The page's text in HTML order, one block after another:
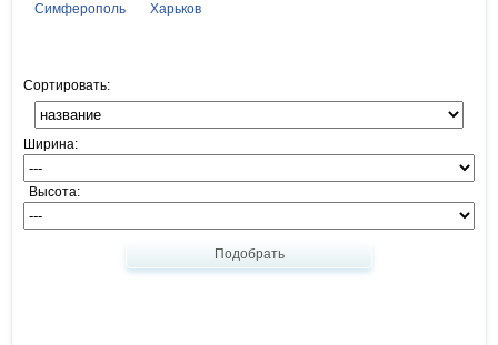
Симферополь
Харьков
Сортировать:
Ширина:
Высота:
Подобрать